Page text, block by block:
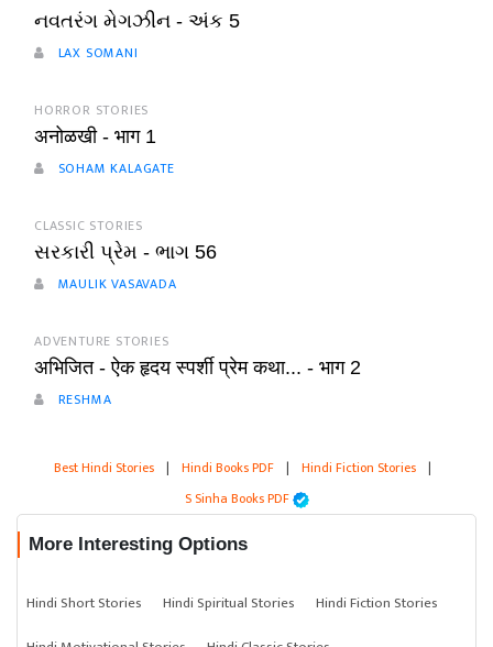
નવતરંગ મેગઝીન - અંક 5
LAX SOMANI
HORROR STORIES
अनोळखी - भाग 1
SOHAM KALAGATE
CLASSIC STORIES
સરકારી પ્રેમ - ભાગ 56
MAULIK VASAVADA
ADVENTURE STORIES
अभिजित - ऐक हृदय स्पर्शी प्रेम कथा... - भाग 2
RESHMA
Best Hindi Stories | Hindi Books PDF | Hindi Fiction Stories |
S Sinha Books PDF
More Interesting Options
Hindi Short Stories Hindi Spiritual Stories
Hindi Fiction Stories